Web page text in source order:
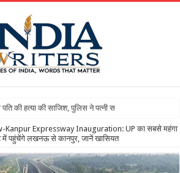
Kanpur Expressway Inauguration: UP का सबसे महंगा
में पहुंचेंगे लखनऊ से कानपुर, जानें खासियत